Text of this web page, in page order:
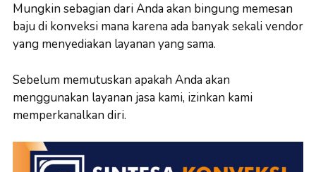
Mungkin sebagian dari Anda akan bingung memesan
baju di konveksi mana karena ada banyak sekali vendor
yang menyediakan layanan yang sama.
Sebelum memutuskan apakah Anda akan
menggunakan layanan jasa kami, izinkan kami
memperkanalkan diri.